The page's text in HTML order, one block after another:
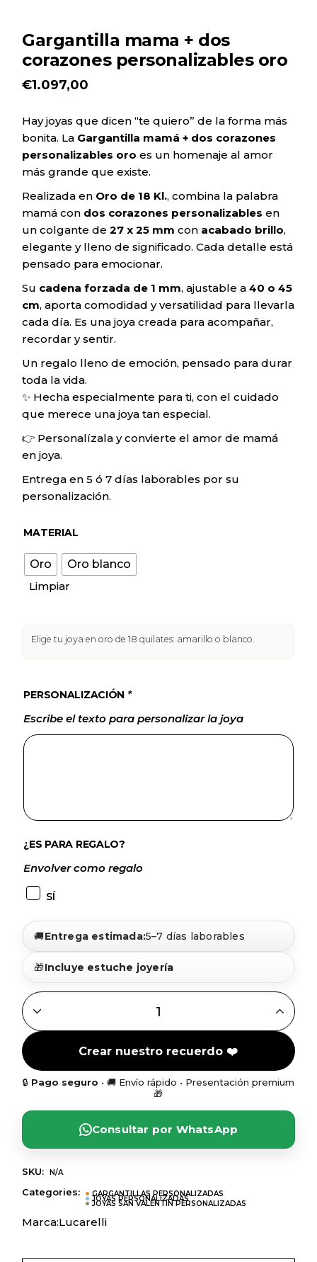
Gargantilla mama + dos
corazones personalizables oro
€1.097,00
Hay joyas que dicen “te quiero” de la forma más
bonita. La Gargantilla mamá + dos corazones
personalizables oro es un homenaje al amor
más grande que existe.
Realizada en Oro de 18 Kl., combina la palabra
mamá con dos corazones personalizables en
un colgante de27 x 25 mm con acabado brillo,
elegante y lleno de significado. Cada detalle está
pensado para emocionar.
Su cadena forzada de 1 mm, ajustable a40 o 45
cm, aporta comodidad y versatilidad para llevarla
cada día. Es una joya creada para acompañar,
recordar y sentir.
Un regalo lleno de emoción, pensado para durar
toda la vida.
✨ Hecha especialmente para ti, con el cuidado
que merece una joya tan especial.
👉 Personalízala y convierte el amor de mamá
en joya.
Entrega en 5 ó 7 días laborables por su
personalización.
MATERIAL
Oro
Oro blanco
Limpiar
Elige tu joya en oro de 18 quilates: amarillo o blanco.
PERSONALIZACIÓN *
Escribe el texto para personalizar la joya
¿ES PARA REGALO?
Envolver como regalo
SÍ
🚚Entrega estimada:5–7 días laborables
🎁Incluye estuche joyería
GARGANTILLA MAMA + DOS CORAZONES
Crear nuestro recuerdo ❤️
🔒 Pago seguro • 🚚 Envío rápido • Presentación premium
🎁
Consultar por WhatsApp
SKU: N/A
Categories: GARGANTILLAS PERSONALIZADAS
JOYAS PERSONALIZADAS
JOYAS SAN VALENTÍN PERSONALIZADAS
Marca:Lucarelli